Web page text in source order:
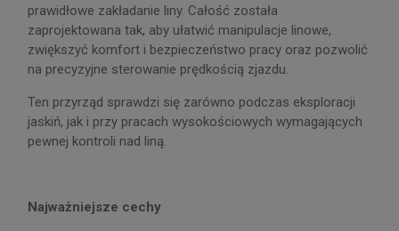
prawidłowe zakładanie liny. Całość została
zaprojektowana tak, aby ułatwić manipulacje linowe,
zwiększyć komfort i bezpieczeństwo pracy oraz pozwolić
na precyzyjne sterowanie prędkością zjazdu.
Ten przyrząd sprawdzi się zarówno podczas eksploracji
jaskiń, jak i przy pracach wysokościowych wymagających
pewnej kontroli nad liną.
Najważniejsze cechy